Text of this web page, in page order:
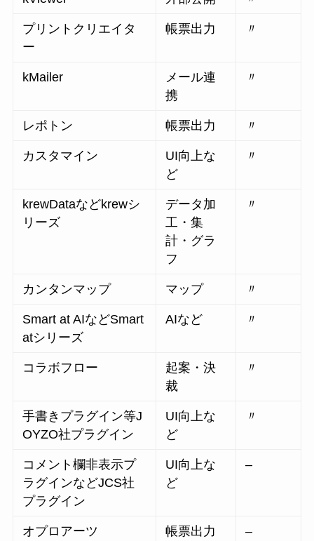
プリントクリエイタ
ー
帳票出力 〃
kMailer
メール連
携
〃
レポトン 帳票出力 〃
カスタマイン
UI向上な
ど
〃
krewDataなどkrewシ
リーズ
データ加
工・集
計・グラ
フ
〃
カンタンマップ マップ 〃
Smart at AIなどSmart
atシリーズ
AIなど 〃
コラボフロー
起案・決
裁
〃
手書きプラグイン等J
OYZO社プラグイン
UI向上な
ど
〃
コメント欄非表示プ
ラグインなどJCS社
プラグイン
UI向上な
ど
–
オプロアーツ 帳票出力 –